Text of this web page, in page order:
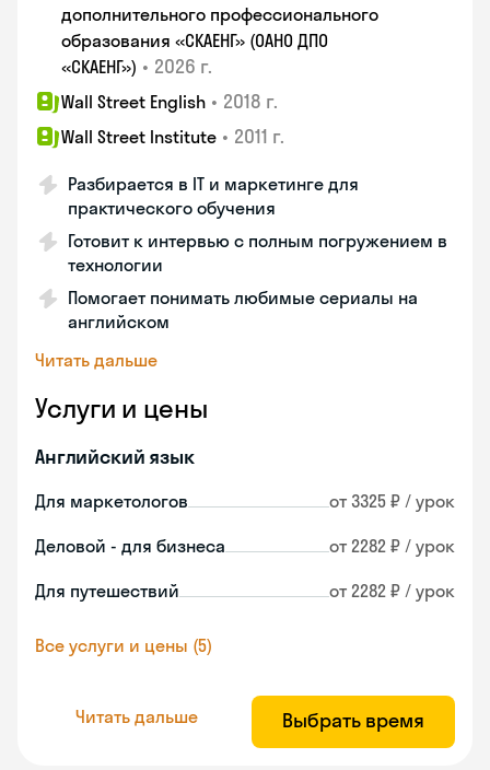
дополнительного профессионального
образования «СКАЕНГ» (ОАНО ДПО
«СКАЕНГ») • 2026 г.
Wall Street English • 2018 г.
Wall Street Institute • 2011 г.
Разбирается в IT и маркетинге для
практического обучения
Готовит к интервью с полным погружением в
технологии
Помогает понимать любимые сериалы на
английском
Читать дальше
Услуги и цены
Английский язык
Для маркетологов от 3325 ₽ / урок
Деловой - для бизнеса от 2282 ₽ / урок
Для путешествий от 2282 ₽ / урок
Все услуги и цены (5)
Читать дальше Выбрать время